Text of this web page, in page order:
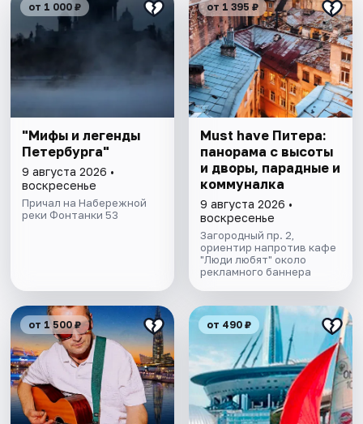
от 1 000 ₽
"Мифы и легенды
Петербурга"
9 августа 2026 •
воскресенье
Причал на Набережной
реки Фонтанки 53
от 1 395 ₽
Must have Питера:
панорама с высоты
и дворы, парадные и
коммуналка
9 августа 2026 •
воскресенье
Загородный пр. 2,
ориентир напротив кафе
"Люди любят" около
рекламного баннера
от 1 500 ₽ от 490 ₽